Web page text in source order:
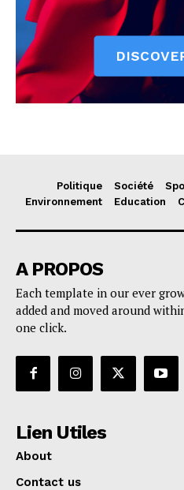
Politique Société
Environnement
Education
A PROPOS
Each template in our ever
added and moved around
one click.
Lien Utiles
About
Contact us